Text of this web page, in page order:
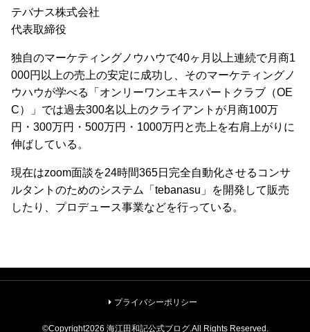
テバナス株式会社
代表取締役
独自のマーケティングノウハウで40ヶ月以上連続で月商1
000円以上の売上の安定に成功し、そのマーケティングノ
ウハウが学べる「オンリーワンエキスパートクラブ（OE
C）」では過去300名以上のクライアントが月商100万
円・300万円・500万円・1000万円と売上を右肩上がりに
伸ばしている。
現在はzoom面談を24時間365日完全自動化させるコンサ
ルタントのためのシステム「tebanasu」を開発して販売
したり、プロデュース事業などを行っている。
プライバシーポリシー
©Copyright2026 海江田和記公式ブログ .All Rights Reserved.